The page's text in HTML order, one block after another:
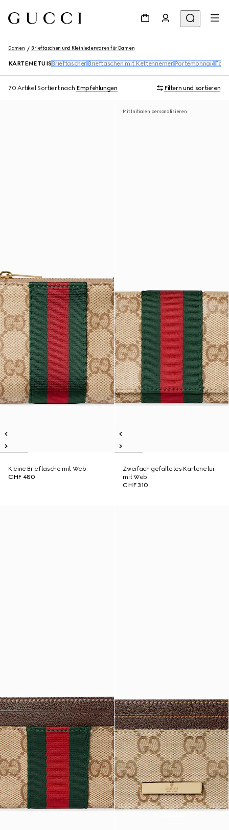
Damen Brieftaschen und Kleinlederwaren für Damen
KARTENETUIS Brieftaschen Brieftaschen mit Kettenriemen Portemonnaie
70 Artikel Sortiert nach Empfehlungen Filtern und sortieren
Kleine Brieftasche mit Web
CHF 480
Mit Initialen personalisieren
Zweifach gefaltetes Kartenetui
mit Web
CHF 310